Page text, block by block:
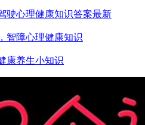
驶心理健康知识答案最新
智障心理健康知识
康养生小知识